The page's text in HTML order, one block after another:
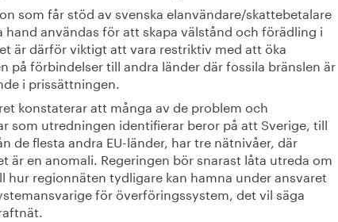
som får stöd av svenska elanvändare/skattebetalare
hand användas för att skapa välstånd och förädling i
är därför viktigt att vara restriktiv med att öka
på förbindelser till andra länder där fossila bränslen är
i prissättningen.
konstaterar att många av de problem och
som utredningen identifierar beror på att Sverige, till
de flesta andra EU-länder, har tre nätnivåer, där
är en anomali. Regeringen bör snarast låta utreda om
hur regionnäten tydligare kan hamna under ansvaret
för överföringssystem, det vil säga